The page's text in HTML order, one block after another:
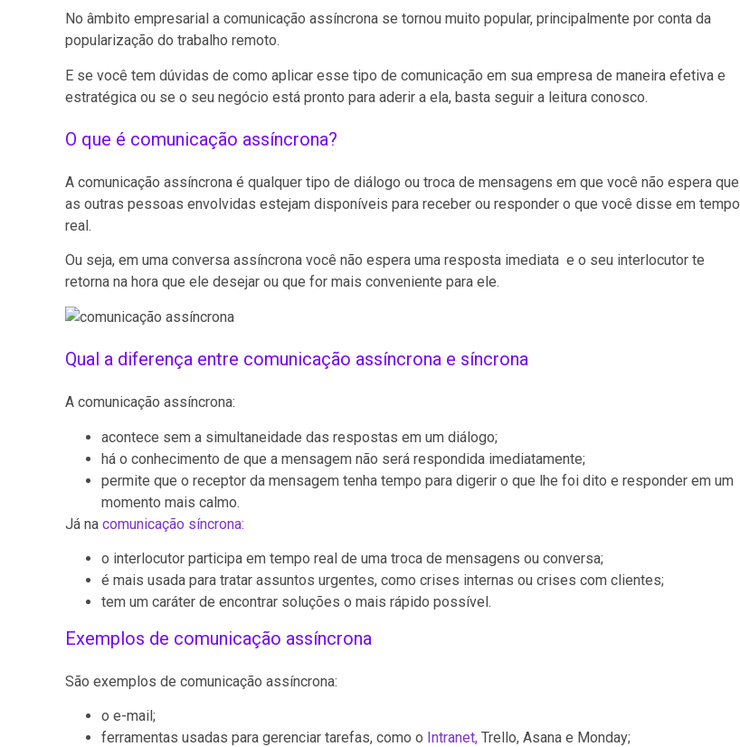
No âmbito empresarial a comunicação assíncrona se tornou muito popular, principalmente por conta da
popularização do trabalho remoto.
E se você tem dúvidas de como aplicar esse tipo de comunicação em sua empresa de maneira efetiva e
estratégica ou se o seu negócio está pronto para aderir a ela, basta seguir a leitura conosco.
O que é comunicação assíncrona?
A comunicação assíncrona é qualquer tipo de diálogo ou troca de mensagens em que você não espera que
as outras pessoas envolvidas estejam disponíveis para receber ou responder o que você disse em tempo
real.
Ou seja, em uma conversa assíncrona você não espera uma resposta imediata e o seu interlocutor te
retorna na hora que ele desejar ou que for mais conveniente para ele.
Qual a diferença entre comunicação assíncrona e síncrona
A comunicação assíncrona:
acontece sem a simultaneidade das respostas em um diálogo;
há o conhecimento de que a mensagem não será respondida imediatamente;
permite que o receptor da mensagem tenha tempo para digerir o que lhe foi dito e responder em um
momento mais calmo.
Já na comunicação síncrona:
o interlocutor participa em tempo real de uma troca de mensagens ou conversa;
é mais usada para tratar assuntos urgentes, como crises internas ou crises com clientes;
tem um caráter de encontrar soluções o mais rápido possível.
Exemplos de comunicação assíncrona
São exemplos de comunicação assíncrona:
o e-mail;
ferramentas usadas para gerenciar tarefas, como o Intranet, Trello, Asana e Monday;